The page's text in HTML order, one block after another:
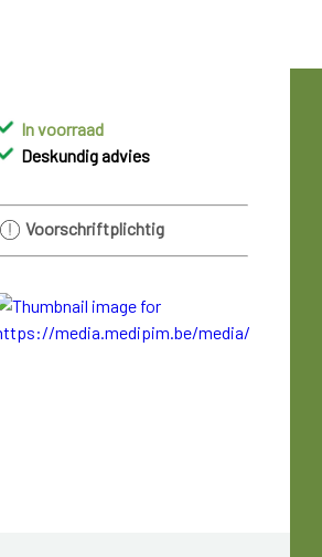
In voorraad
Deskundig advies
Voorschriftplichtig